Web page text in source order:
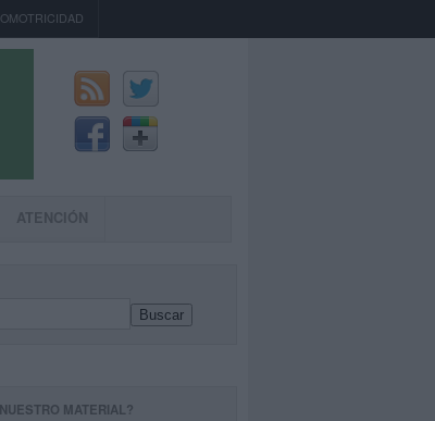
ATENCIÓN
Buscar
MATERIAL?